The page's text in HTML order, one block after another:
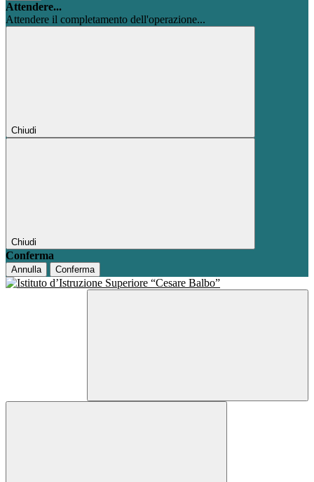
Attendere...
Attendere il completamento dell'operazione...
Chiudi
Chiudi
Conferma
Annulla Conferma